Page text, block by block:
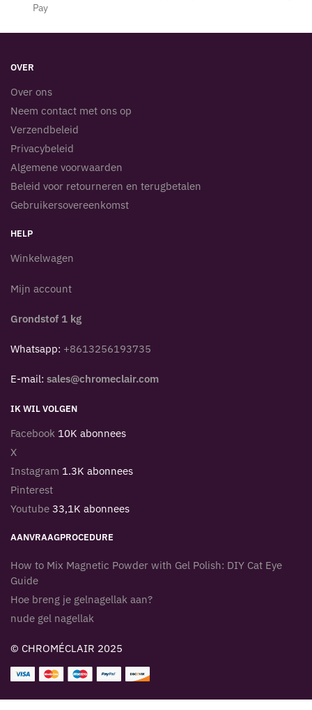
Pay
OVER
Over ons
Neem contact met ons op
Verzendbeleid
Privacybeleid
Algemene voorwaarden
Beleid voor retourneren en terugbetalen
Gebruikersovereenkomst
HELP
Winkelwagen
Mijn account
Grondstof 1 kg
Whatsapp: +8613256193735
E-mail: sales@chromeclair.com
IK WIL VOLGEN
Facebook 10K abonnees
X
Instagram 1.3K abonnees
Pinterest
Youtube 33,1K abonnees
AANVRAAGPROCEDURE
How to Mix Magnetic Powder with Gel Polish: DIY Cat Eye
Guide
Hoe breng je gelnagellak aan?
nude gel nagellak
© CHROMÉCLAIR 2025